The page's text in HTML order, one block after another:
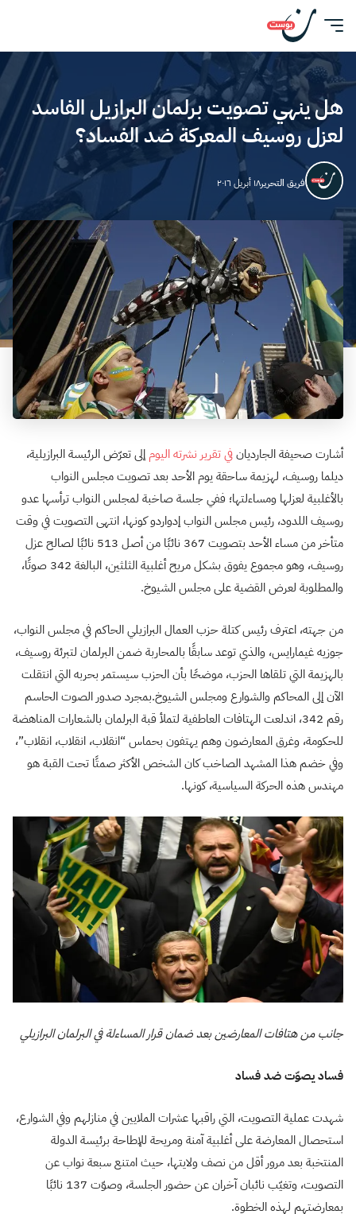
هل ينهي تصويت برلمان البرازيل الفاسد
لعزل روسيف المعركة ضد الفساد؟
فريق التحرير١٨ أبريل ٢٠١٦
أشارت صحيفة الجارديانفي تقرير نشرته اليوم إلى تعرّض الرئيسة البرازيلية،
ديلما روسيف، لهزيمة ساحقة يوم الأحد بعد تصويت مجلس النواب
بالأغلبية لعزلها ومساءلتها؛ ففي جلسة صاخبة لمجلس النواب ترأسها عدو
روسيف اللدود، رئيس مجلس النواب إدواردو كونها، انتهى التصويت في وقت
متأخر من مساء الأحد بتصويت 367 نائبًا من أصل 513 نائبًا لصالح عزل
روسيف، وهو مجموع يفوق بشكل مريح أغلبية الثلثين، البالغة 342 صوتًا،
والمطلوبة لعرض القضية على مجلس الشيوخ.
من جهته، اعترف رئيس كتلة حزب العمال البرازيلي الحاكم في مجلس النواب،
جوزيه غيمارايس، والذي توعد سابقًا بالمحاربة ضمن البرلمان لتبرئة روسيف،
بالهزيمة التي تلقاها الحزب، موضحًا بأن الحزب سيستمر بحربه التي انتقلت
الآن إلى المحاكم والشوارع ومجلس الشيوخ.بمجرد صدور الصوت الحاسم
رقم 342، اندلعت الهتافات العاطفية لتملأ قبة البرلمان بالشعارات المناهضة
للحكومة، وغرق المعارضون وهم يهتفون بحماس “انقلاب، انقلاب، انقلاب”،
وفي خضم هذا المشهد الصاخب كان الشخص الأكثر صمتًا تحت القبة هو
مهندس هذه الحركة السياسية، كونها.
جانب من هتافات المعارضين بعد ضمان قرار المساءلة في البرلمان البرازيلي
فساد يصوّت ضد فساد
شهدت عملية التصويت، التي راقبها عشرات الملايين في منازلهم وفي الشوارع،
استحصال المعارضة على أغلبية آمنة ومريحة للإطاحة برئيسة الدولة
المنتخبة بعد مرور أقل من نصف ولايتها، حيث امتنع سبعة نواب عن
التصويت، وتغيّب نائبان آخران عن حضور الجلسة، وصوّت 137 نائبًا
بمعارضتهم لهذه الخطوة.